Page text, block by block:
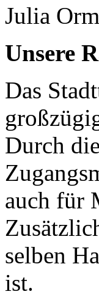
Julia
Unsere
Das
Durch
auch für
selben
ist.